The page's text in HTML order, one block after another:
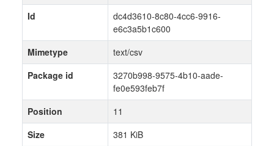
Id
dc4d3610-8c80-4cc6-9916-
e6c3a5b1c600
Mimetype
text/csv
Package id
3270b998-9575-4b10-aade-
fe0e593feb7f
Position
11
Size
381 KiB